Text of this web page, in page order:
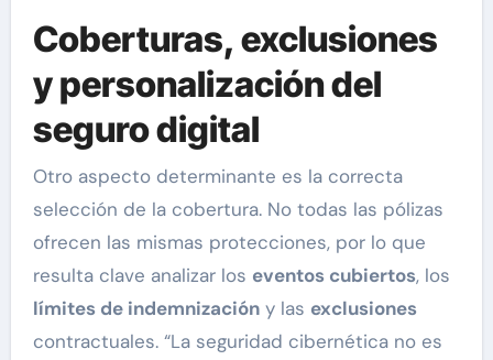
Coberturas, exclusiones
y personalización del
seguro digital
Otro aspecto determinante es la correcta
selección de la cobertura. No todas las pólizas
ofrecen las mismas protecciones, por lo que
resulta clave analizar los eventos cubiertos, los
límites de indemnizacióny las exclusiones
contractuales. “La seguridad cibernética no es